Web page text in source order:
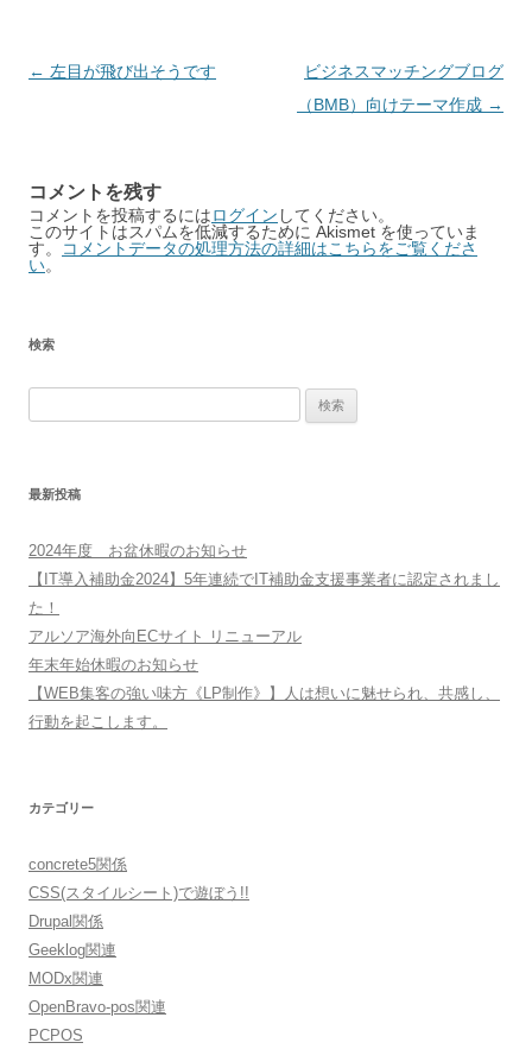
Post
← 左目が飛び出そうです
ビジネスマッチングブログ
（BMB）向けテーマ作成 →
コメントを残す
コメントを投稿するにはログイン してください。
このサイトはスパムを低減するために Akismet を使っていま
す。
コメントデータの処理方法の詳細はこちらをご覧くださ
い。
検索
最新投稿
2024年度 お盆休暇のお知らせ
【IT導入補助金2024】5年連続でIT補助金支援事業者に認定されまし
た！
アルソア海外向ECサイト リニューアル
年末年始休暇のお知らせ
【WEB集客の強い味方《LP制作》】人は想いに魅せられ、共感し、
行動を起こします。
カテゴリー
concrete5関係
CSS(スタイルシート)で遊ぼう!!
Drupal関係
Geeklog関連
MODx関連
OpenBravo-pos関連
PCPOS